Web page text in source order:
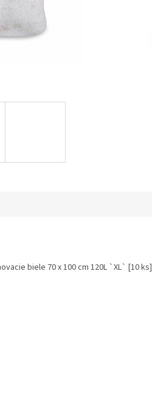
biele 70 x 100 cm 120L `XL` [10 ks]